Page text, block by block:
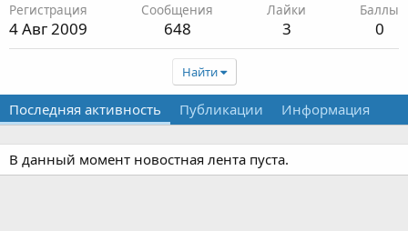
Регистрация
4 Авг 2009
Сообщения
648
Лайки
3
Баллы
0
Найти
Последняя активность Публикации Информация
В данный момент новостная лента пуста.